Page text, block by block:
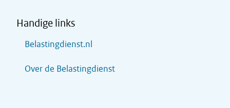
Handige links
Belastingdienst.nl
Over de Belastingdienst